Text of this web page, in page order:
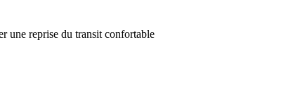
une reprise du transit confortable